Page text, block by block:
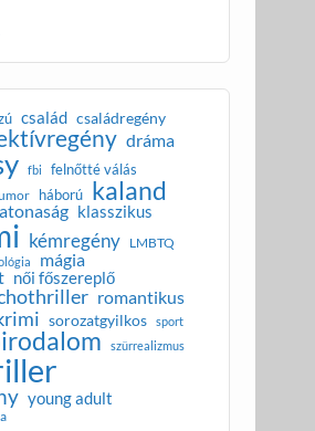
család családregény
dráma
fbi felnőtté válás
háború kaland
klasszikus
kémregény LMBTQ
mágia
női főszereplő
romantikus
sorozatgyilkos
sport
szürrealizmus
young adult